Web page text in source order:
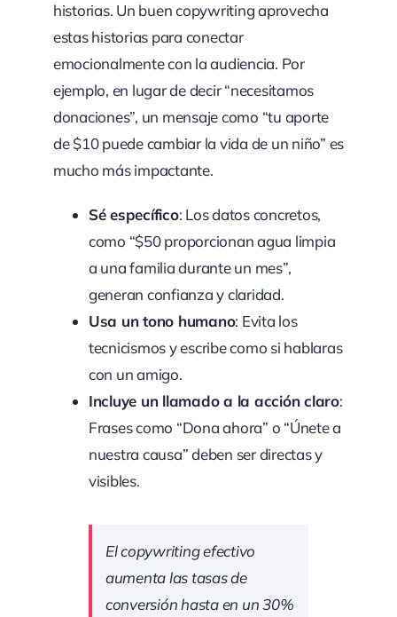
historias. Un buen copywriting aprovecha
estas historias para conectar
emocionalmente con la audiencia. Por
ejemplo, en lugar de decir “necesitamos
donaciones”, un mensaje como “tu aporte
de $10 puede cambiar la vida de un niño” es
mucho más impactante.
Sé específico: Los datos concretos,
como “$50 proporcionan agua limpia
a una familia durante un mes”,
generan confianza y claridad.
Usa un tono humano: Evita los
tecnicismos y escribe como si hablaras
con un amigo.
Incluye un llamado a la acción claro:
Frases como “Dona ahora” o “Únete a
nuestra causa” deben ser directas y
visibles.
El copywriting efectivo
aumenta las tasas de
conversión hasta en un 30%